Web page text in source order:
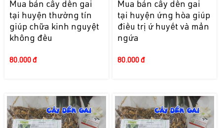
Mua bán cây dền gai
tại huyện thường tín
giúp chữa kinh nguyệt
không đều
80.000 đ
Mua bán cây dền gai
tại huyện ứng hòa giúp
điều trị ứ huyết và mẩn
ngứa
80.000 đ